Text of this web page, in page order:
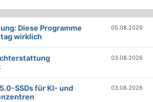
Diese Programme
wirklich
05.08.2026
03.08.2026
SSDs für KI- und
03.08.2026